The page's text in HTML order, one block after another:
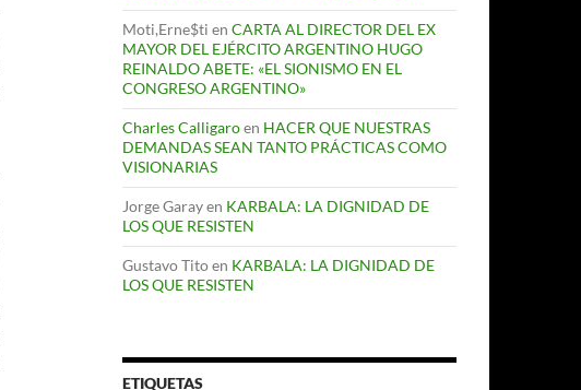
Moti,Erne$ti en CARTA AL DIRECTOR DEL EX
MAYOR DEL EJÉRCITO ARGENTINO HUGO
REINALDO ABETE: «EL SIONISMO EN EL
CONGRESO ARGENTINO»
Charles Calligaroen HACER QUE NUESTRAS
DEMANDAS SEAN TANTO PRÁCTICAS COMO
VISIONARIAS
Jorge Garayen KARBALA: LA DIGNIDAD DE
LOS QUE RESISTEN
Gustavo Titoen KARBALA: LA DIGNIDAD DE
LOS QUE RESISTEN
ETIQUETAS